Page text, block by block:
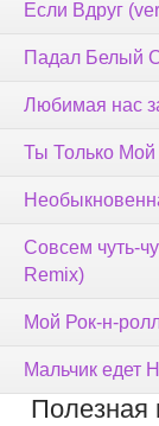
Если Вдруг
Падал Белый
Любимая нас
Ты Только Мой
Совсем чуть-
Remix)
Мой Рок-н-
Мальчик едет